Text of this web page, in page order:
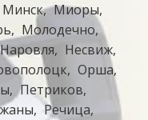
Минск Миоры
Молодечно
Наровля
Несвиж
Орша
Петриков
Речица